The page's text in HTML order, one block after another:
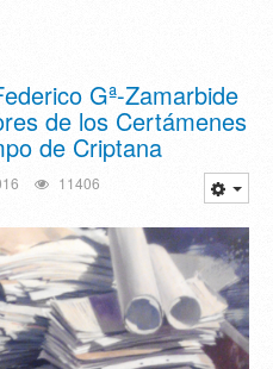
Gª-Zamarbide
de los Certámenes
de Criptana
11406